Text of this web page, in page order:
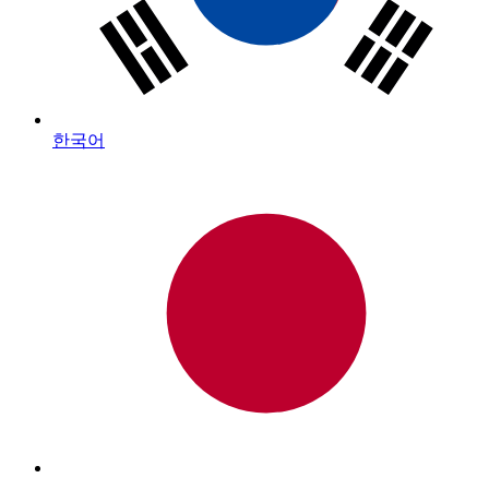
한국어